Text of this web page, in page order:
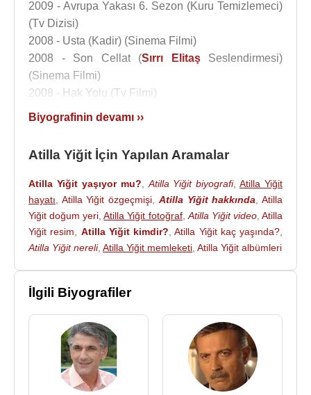
2009 - Avrupa Yakası 6. Sezon (Kuru Temizlemeci)
(Tv Dizisi)
2008 - Usta (Kadir) (Sinema Filmi)
2008 - Son Cellat (Sırrı ElitaşSeslendirmesi)
(Sinema Filmi)
2008 - Hak Yolu (Tv Filmi)
2008 - Dur Yolcu (Seslendirme) (Tv Dizisi)2008
2007 - Kurtlar Vadisi Pusu (Yalçın Güzelce
Seslendirmesi) (Tv Dizisi)
2007 - Kavak Yelleri (Okul Müdürü) (Tv Dizisi)
2007 - Hicran Sokağı (Ali TutalSeslendirmesi)
(Sinema Filmi)
2007 - Fedai (İsmail) (Tv Dizisi)
2006 - Tarık Ve Diğerleri (Belediye Başkanı) (Tv
Dizisi)
2006 - Sahte Prenses (Tv Dizisi)
2006 - Sahte Prenses (Tv Dizisi)
2006 - Orman Çetesi (Türkçe Seslendirme)
(Sinema Filmi)
2006 - Binbir Gece (Tv Dizisi)
Biyografinin devamı ››
Atilla Yiğit İçin Yapılan Aramalar
Atilla Yiğit yaşıyor mu? Atilla Yiğit biyografi,Atilla Yiğit
hayatı
Atilla Yiğit özgeçmişi Atilla Yiğit hakkında ,Atilla
Yiğit doğum yeri ,Atilla Yiğit fotoğraf, Atilla Yiğit video,Atilla
Yiğit resim
Atilla Yiğit kimdir? ,Atilla Yiğit kaç yaşında?
Atilla Yiğit nereli, Atilla Yiğit memleketi Atilla Yiğit albümleri
İlgili Biyografiler